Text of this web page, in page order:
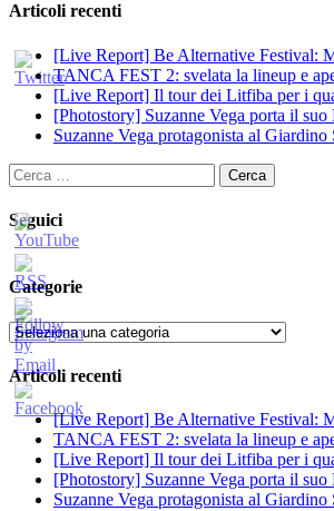
Articoli recenti
[Live Report] Be Alternative Festival:
TANCA FEST 2: svelata la lineup e
[Live Report] Il tour dei Litfiba per i
[Photostory] Suzanne Vega porta il
Suzanne Vega protagonista al
Ricerca
per:
Seguici
Categorie
Categorie
Articoli recenti
[Live Report] Be Alternative Festival:
TANCA FEST 2: svelata la lineup e
[Live Report] Il tour dei Litfiba per i
[Photostory] Suzanne Vega porta il
Suzanne Vega protagonista al